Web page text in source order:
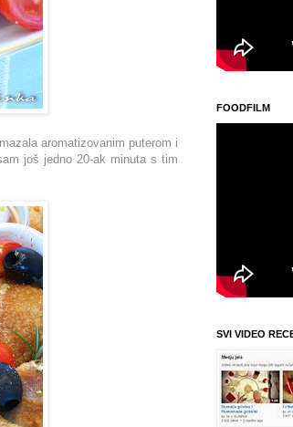
aromatizovanim puterom i
još jedno 20-ak minuta s tim
FOODFILM
SVI VIDEO